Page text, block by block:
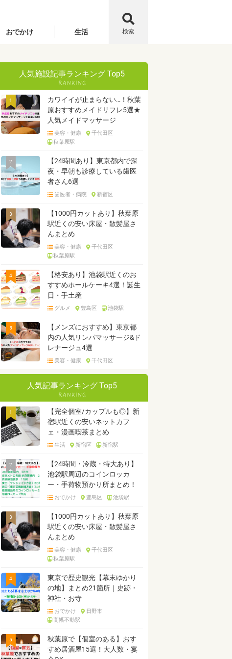
おでかけ 生活 検索
人気施設記事ランキング Top5
1
カワイイが止まらない…！秋葉
原おすすめメイドリフレ5選★
人気メイドマッサージ
美容・健康
千代田区
秋葉原駅
2
【24時間あり】東京都内で深
夜・早朝も診療している歯医
者さん6選
歯医者・病院 新宿区
3
【1000円カットあり】秋葉原
駅近くの安い床屋・散髪屋さ
んまとめ
美容・健康
千代田区
秋葉原駅
4
【格安あり】池袋駅近くのお
すすめホールケーキ4選！誕生
日・手土産
グルメ 豊島区 池袋駅
5
【メンズにおすすめ】東京都
内の人気リンパマッサージ&ド
レナージュ4選
美容・健康 千代田区
人気記事ランキング Top5
1
【完全個室/カップルも◎】新
宿駅近くの安いネットカフ
ェ・漫画喫茶まとめ
生活 新宿区 新宿駅
2
【24時間・冷蔵・特大あり】
池袋駅周辺のコインロッカ
ー・手荷物預かり所まとめ！
おでかけ 豊島区 池袋駅
3
【1000円カットあり】秋葉原
駅近くの安い床屋・散髪屋さ
んまとめ
美容・健康
千代田区
秋葉原駅
4
東京で歴史観光【幕末ゆかり
の地】まとめ21箇所｜史跡・
神社・お寺
おでかけ
日野市
高幡不動駅
5
秋葉原で【個室のある】おす
すめ居酒屋15選！大人数・宴